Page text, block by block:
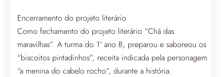
Encerramento do projeto literário
Como fechamento do projeto literário “Chá das
maravilhas”. A turma do 1° ano B, preparou e saboreou os
“biscoitos pintadinhos”, receita indicada pela personagem
“a menina do cabelo rocho”, durante a história.